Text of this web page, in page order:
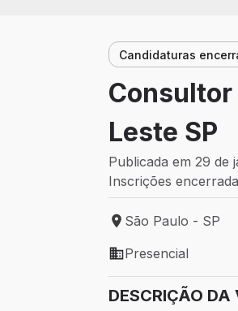
Candidaturas
Leste SP
Publicada em 29 de
Inscrições
Local de trabalho:
São Paulo - SP
Modelo de trabalho:
Presencial
DESCRIÇÃO DA